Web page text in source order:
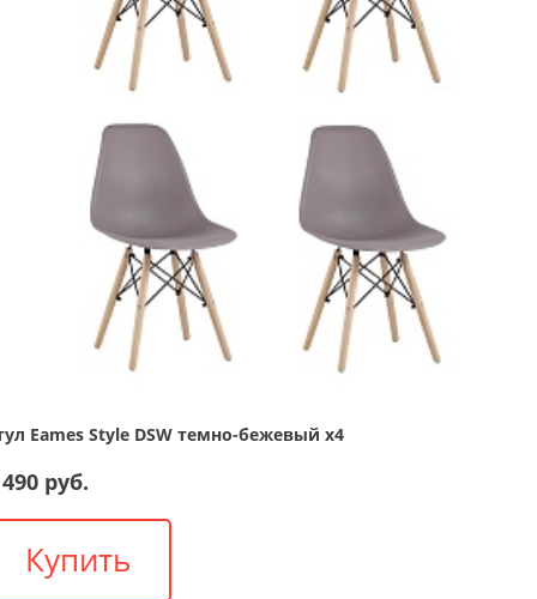
Eames Style DSW темно-бежевый x4
руб.
Купить